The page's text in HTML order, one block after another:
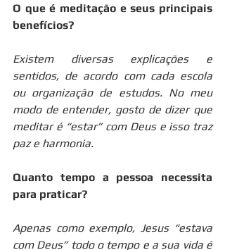
O que é meditação e seus principais
benefícios?
Existem diversas explicações e
sentidos, de acordo com cada escola
ou organização de estudos. No meu
modo de entender, gosto de dizer que
meditar é “estar” com Deus e isso traz
paz e harmonia.
Quanto tempo a pessoa necessita
para praticar?
Apenas como exemplo, Jesus “estava
com Deus” todo o tempo e a sua vida é